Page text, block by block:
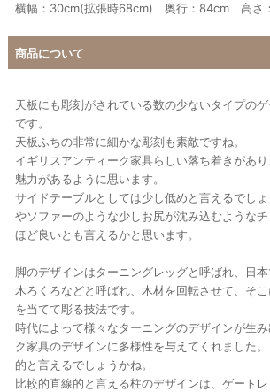
横幅：30cm(拡張時68cm) 奥行：84cm 高さ
商品について
天板にも彫刻がされている数の少ないタイプの
です。
天板ふちの非常に細かな彫刻も素敵ですね。
イギリスアンティーク家具らしい落ち着きがあ
魅力があるように思います。
サイドテーブルとしては少し低めと言えるでし
やソファーのような少しお尻が沈み込むような
ほど良いとも言えるかと思います。
脚のデザインはターニングレッグと呼ばれ、日
木ろくろなどと呼ばれ、木材を回転させて、そ
を当てて彫る技法です。
時代によって様々なターニングのデザインが生
ク家具のデザインに多様性を与えてくれました
的と言えるでしょうかね。
比較的直線的と言える柱のデザインは、ゲート